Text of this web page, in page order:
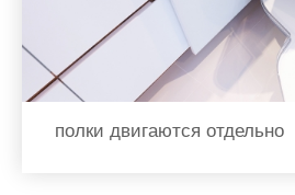
полки двигаются отдельно